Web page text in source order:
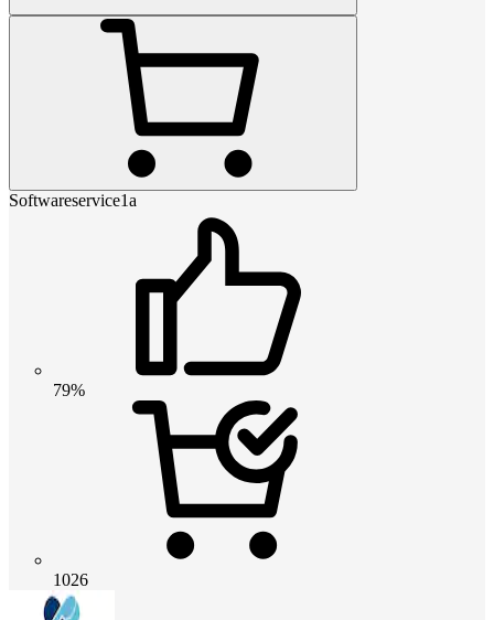
Softwareservice1a
79%
1026